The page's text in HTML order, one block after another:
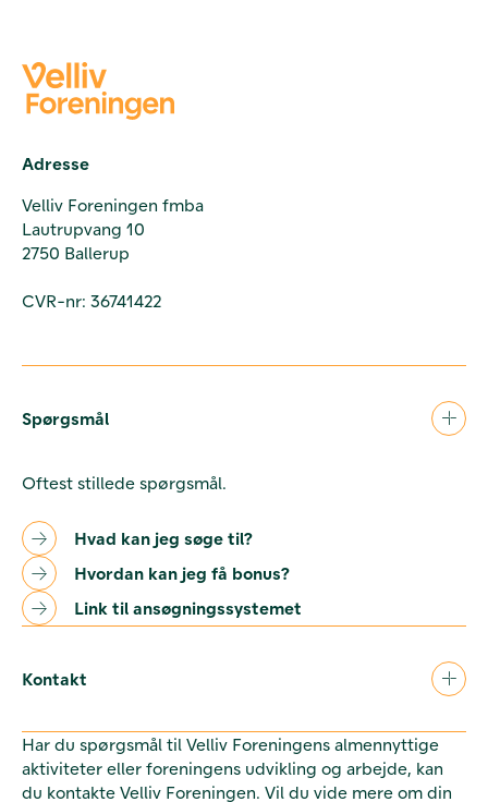
Adresse
Velliv Foreningen fmba
Lautrupvang 10
2750 Ballerup
CVR-nr: 36741422
Spørgsmål
Oftest stillede spørgsmål.
Hvad kan jeg søge til?
Hvordan kan jeg få bonus?
Link til ansøgningssystemet
Kontakt
Har du spørgsmål til Velliv Foreningens almennyttige
aktiviteter eller foreningens udvikling og arbejde, kan
du kontakte Velliv Foreningen. Vil du vide mere om din